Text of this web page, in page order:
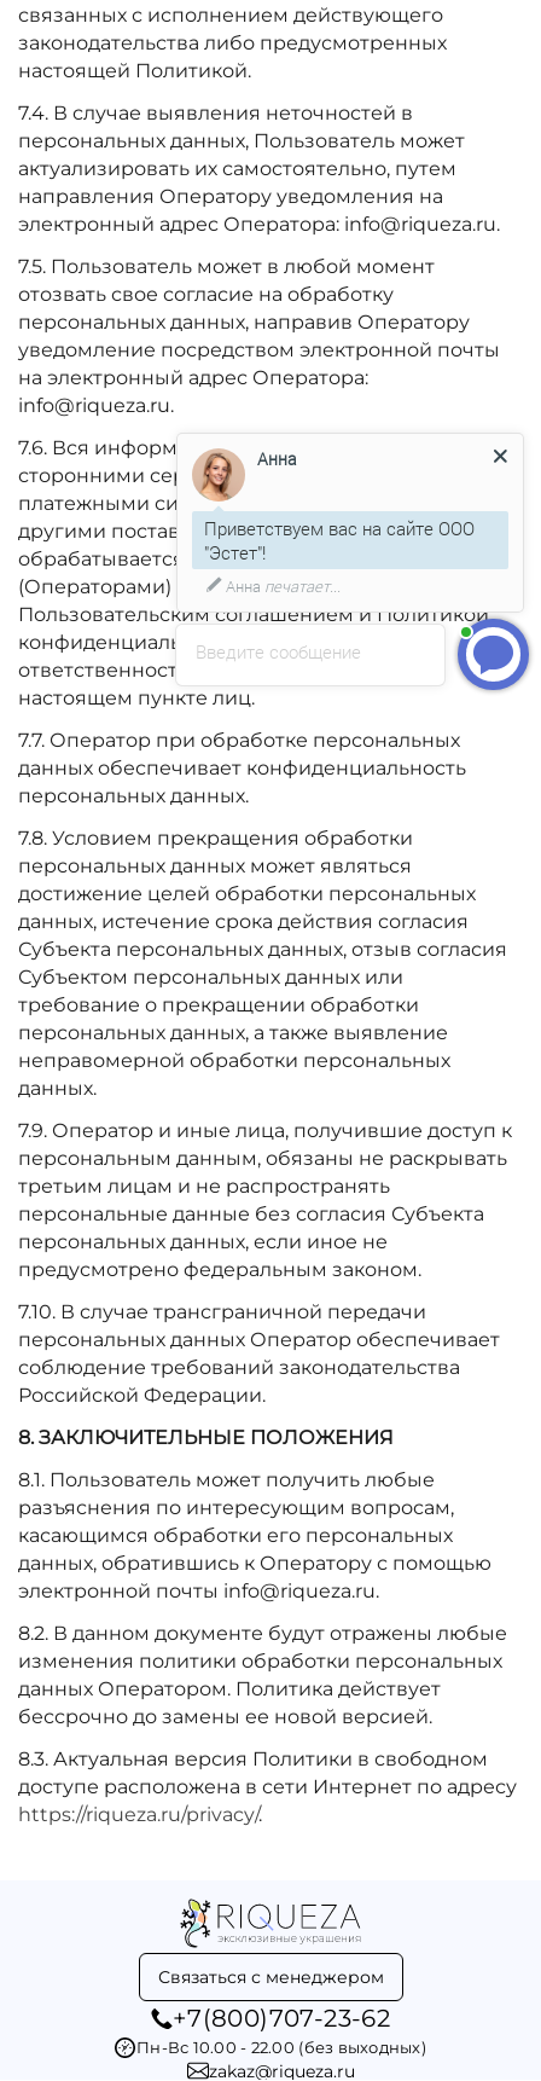
связанных с исполнением действующего
законодательства либо предусмотренных
настоящей Политикой.
7.4. В случае выявления неточностей в
персональных данных, Пользователь может
актуализировать их самостоятельно, путем
направления Оператору уведомления на
электронный адрес Оператора: info@riqueza.ru.
7.5. Пользователь может в любой момент
отозвать свое согласие на обработку
персональных данных, направив Оператору
уведомление посредством электронной почты
на электронный адрес Оператора:
info@riqueza.ru.
7.6. Вся информация, которая собирается
сторонними сервисами, в том числе
платежными системами, средствами связи и
другими поставщиками услуг, хранится и
обрабатывается указанными лицами
(Операторами) в соответствии с их
Пользовательским соглашением и Политикой
конфиденциальности. Оператор не несет
ответственность за действия указанных в
настоящем пункте лиц.
7.7. Оператор при обработке персональных
данных обеспечивает конфиденциальность
персональных данных.
7.8. Условием прекращения обработки
персональных данных может являться
достижение целей обработки персональных
данных, истечение срока действия согласия
Субъекта персональных данных, отзыв согласия
Субъектом персональных данных или
требование о прекращении обработки
персональных данных, а также выявление
неправомерной обработки персональных
данных.
7.9. Оператор и иные лица, получившие доступ к
персональным данным, обязаны не раскрывать
третьим лицам и не распространять
персональные данные без согласия Субъекта
персональных данных, если иное не
предусмотрено федеральным законом.
7.10. В случае трансграничной передачи
персональных данных Оператор обеспечивает
соблюдение требований законодательства
Российской Федерации.
8. ЗАКЛЮЧИТЕЛЬНЫЕ ПОЛОЖЕНИЯ
8.1. Пользователь может получить любые
разъяснения по интересующим вопросам,
касающимся обработки его персональных
данных, обратившись к Оператору с помощью
электронной почты info@riqueza.ru.
8.2. В данном документе будут отражены любые
изменения политики обработки персональных
данных Оператором. Политика действует
бессрочно до замены ее новой версией.
8.3. Актуальная версия Политики в свободном
доступе расположена в сети Интернет по адресу
https://riqueza.ru/privacy/.
Связаться с менеджером
+7(800)707-23-62
Пн-Вс 10.00 - 22.00 (без выходных)
zakaz@riqueza.ru
Введите сообщение
Анна
Приветствуем вас на сайте ООО
"Эстет"!
Анна печатает...